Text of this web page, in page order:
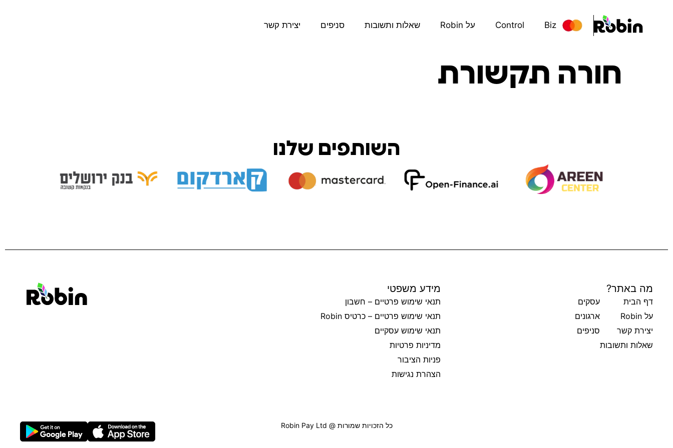
Biz
Control על Robin שאלות ותשובות סניפים יצירת קשר
חורה תקשורת
השותפים שלנו
מה באתר?
דף הבית
על Robin
יצירת קשר
שאלות ותשובות
עסקים
ארגונים
סניפים
מידע משפטי
תנאי שימוש פרטיים – חשבון
תנאי שימוש פרטיים – כרטיס Robin
תנאי שימוש עסקיים
מדיניות פרטיות
פניות הציבור
הצהרת נגישות
כל הזכויות שמורות @ Robin Pay Ltd